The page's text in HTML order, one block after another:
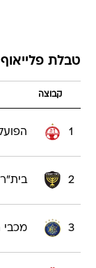
טבלת פלייאוף
קבוצה
1
2 בית"ר
3 מכבי